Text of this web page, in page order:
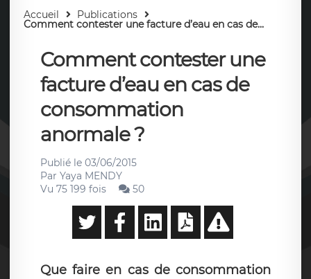
Accueil Publications
Comment contester une facture d’eau en cas de...
Comment contester une
facture d’eau en cas de
consommation
anormale ?
Publié le 03/06/2015
Par Yaya MENDY
Vu 75 199 fois
50
Que faire en cas de consommation